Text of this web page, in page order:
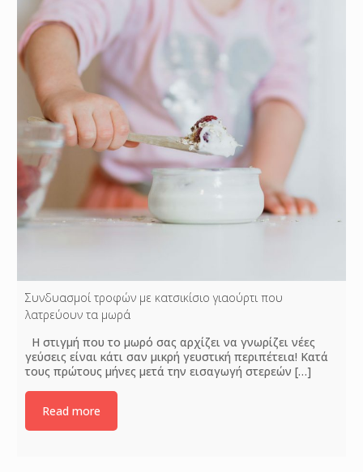
Συνδυασμοί τροφών με κατσικίσιο γιαούρτι που
λατρεύουν τα μωρά
Η στιγμή που το μωρό σας αρχίζει να γνωρίζει νέες
γεύσεις είναι κάτι σαν μικρή γευστική περιπέτεια! Κατά
τους πρώτους μήνες μετά την εισαγωγή στερεών […]
Read more